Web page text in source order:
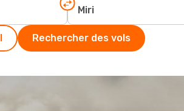
Rechercher des vols